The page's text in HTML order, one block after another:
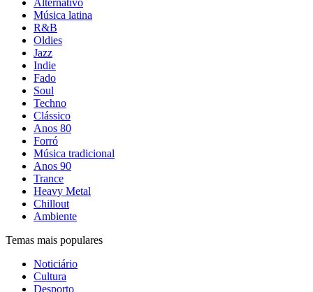
Alternativo
Música latina
R&B
Oldies
Jazz
Indie
Fado
Soul
Techno
Clássico
Anos 80
Forró
Música tradicional
Anos 90
Trance
Heavy Metal
Chillout
Ambiente
Temas mais populares
Noticiário
Cultura
Desporto